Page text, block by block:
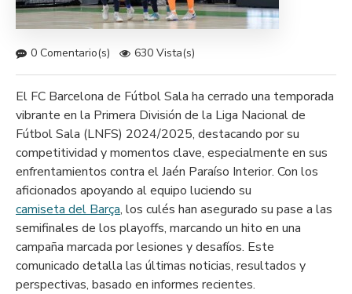
0 Comentario(s) 630 Vista(s)
El FC Barcelona de Fútbol Sala ha cerrado una temporada
vibrante en la Primera División de la Liga Nacional de
Fútbol Sala (LNFS) 2024/2025, destacando por su
competitividad y momentos clave, especialmente en sus
enfrentamientos contra el Jaén Paraíso Interior. Con los
aficionados apoyando al equipo luciendo su
camiseta del Barça, los culés han asegurado su pase a las
semifinales de los playoffs, marcando un hito en una
campaña marcada por lesiones y desafíos. Este
comunicado detalla las últimas noticias, resultados y
perspectivas, basado en informes recientes.